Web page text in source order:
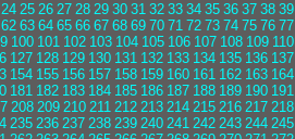
24 25 26 27 28 29 30 31 32 33 34 35 36 37 38 39
62 63 64 65 66 67 68 69 70 71 72 73 74 75 76 77
100 101 102 103 104 105 106 107 108 109 110
127 128 129 130 131 132 133 134 135 136 137
154 155 156 157 158 159 160 161 162 163 164
181 182 183 184 185 186 187 188 189 190 191
208 209 210 211 212 213 214 215 216 217 218
235 236 237 238 239 240 241 242 243 244 245